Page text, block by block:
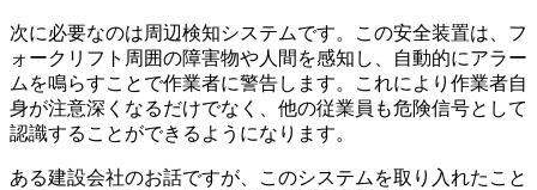
次に必要なのは周辺検知システムです。この安全装置は、フ
ォークリフト周囲の障害物や人間を感知し、自動的にアラー
ムを鳴らすことで作業者に警告します。これにより作業者自
身が注意深くなるだけでなく、他の従業員も危険信号として
認識することができるようになります。
ある建設会社のお話ですが、このシステムを取り入れたこと